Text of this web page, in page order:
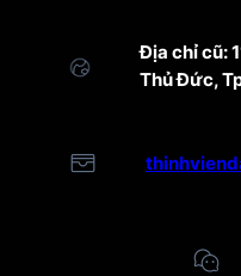
Địa chỉ cũ:
Thủ Đức,